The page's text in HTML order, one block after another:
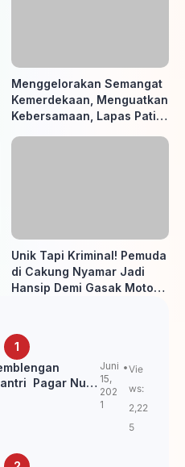
Menggelorakan Semangat
Kemerdekaan, Menguatkan
Kebersamaan, Lapas Pati
Unik Tapi Kriminal! Pemuda
di Cakung Nyamar Jadi
Hansip Demi Gasak Motor
Pagar Nusa
Juni
15,
202
1
Vie
ws:
2,22
5